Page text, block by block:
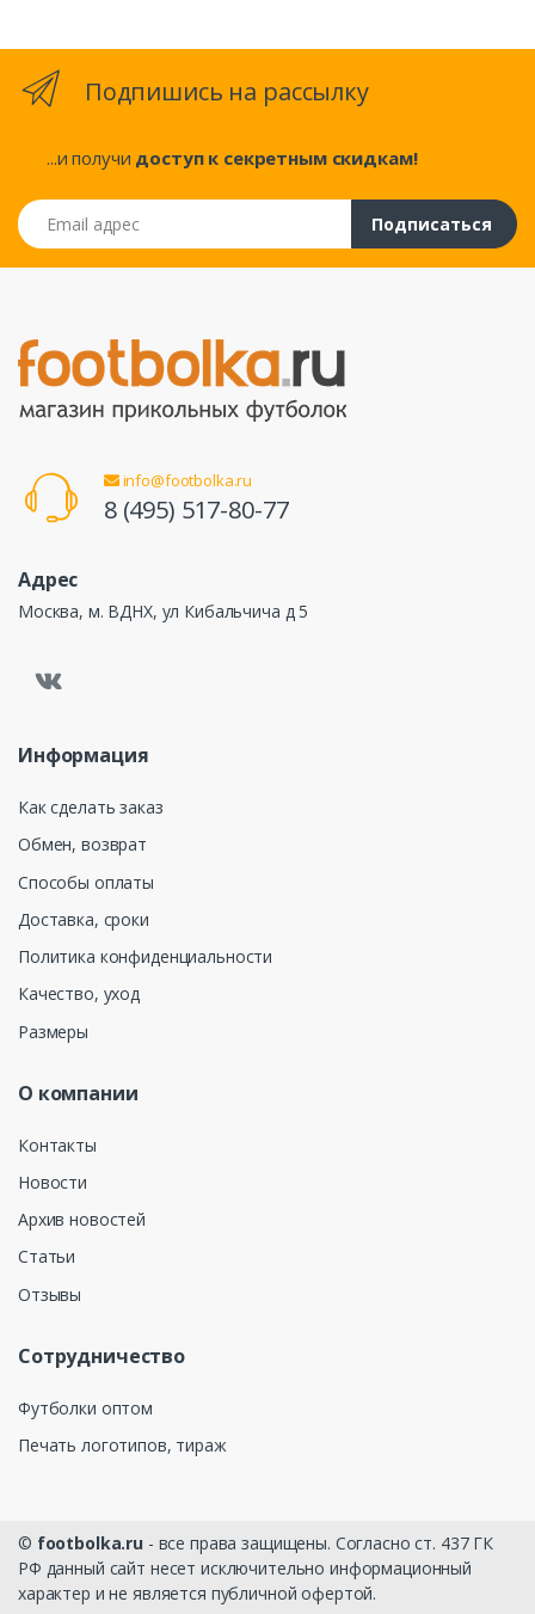
Подпишись на рассылку
...и получи доступ к секретным скидкам!
Email адрес
Подписаться
info@footbolka.ru
8 (495) 517-80-77
Адрес
Москва, м. ВДНХ, ул Кибальчича д 5
Информация
Как сделать заказ
Обмен, возврат
Способы оплаты
Доставка, сроки
Политика конфиденциальности
Качество, уход
Размеры
О компании
Контакты
Новости
Архив новостей
Статьи
Отзывы
Сотрудничество
Футболки оптом
Печать логотипов, тираж
© footbolka.ru - все права защищены. Согласно ст. 437 ГК
РФ данный сайт несет исключительно информационный
характер и не является публичной офертой.